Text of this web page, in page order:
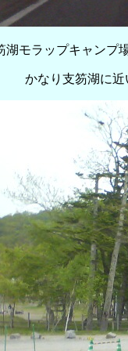
湖モラップキャンプ
かなり支笏湖に近